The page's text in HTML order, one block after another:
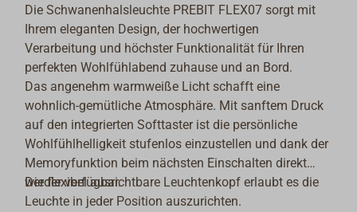
Die Schwanenhalsleuchte PREBIT FLEX07 sorgt mit
Ihrem eleganten Design, der hochwertigen
Verarbeitung und höchster Funktionalität für Ihren
perfekten Wohlfühlabend zuhause und an Bord.
Das angenehm warmweiße Licht schafft eine
wohnlich-gemütliche Atmosphäre. Mit sanftem Druck
auf den integrierten Softtaster ist die persönliche
Wohlfühlhelligkeit stufenlos einzustellen und dank der
Memoryfunktion beim nächsten Einschalten direkt
wieder verfügbar.
Der flexibel ausrichtbare Leuchtenkopf erlaubt es die
Leuchte in jeder Position auszurichten.